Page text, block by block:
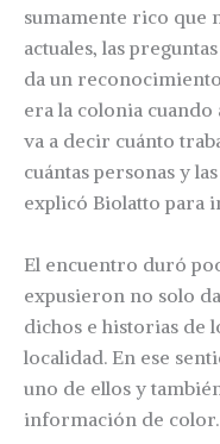
sumamente rico que
actuales, las
da un
era la colonia cuando
va a decir cuánto
cuántas personas y
explicó Biolatto para
El encuentro duró
expusieron no solo
dichos e historias de
localidad. En ese
uno de ellos y
información de color.